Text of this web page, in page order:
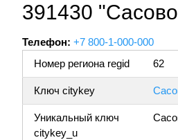
391430
Телефон: +7 800-1-000-000
Номер региона regid
62
Ключ citykey
Уникальный ключ
citykey_u